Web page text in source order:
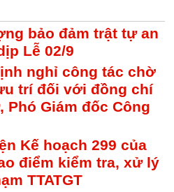
bảo đảm trật tự an
Lễ 02/9
nghỉ công tác chờ
trí đối với đồng chí
Phó Giám đốc Công
Kế hoạch 299 của
điểm kiểm tra, xử lý
TTATGT